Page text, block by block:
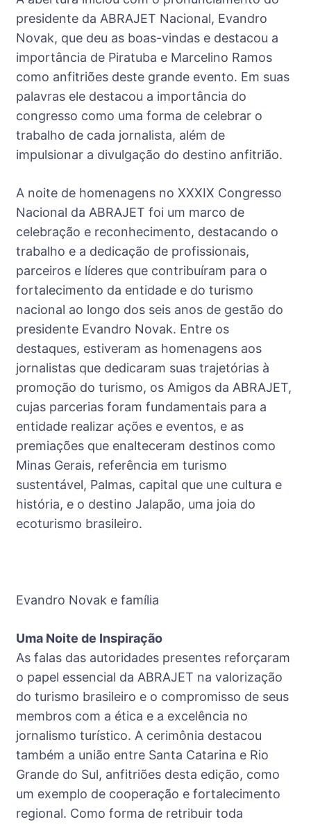
presidente da ABRAJET Nacional, Evandro
Novak, que deu as boas-vindas e destacou a
importância de Piratuba e Marcelino Ramos
como anfitriões deste grande evento. Em suas
palavras ele destacou a importância do
congresso como uma forma de celebrar o
trabalho de cada jornalista, além de
impulsionar a divulgação do destino anfitrião.
A noite de homenagens no XXXIX Congresso
Nacional da ABRAJET foi um marco de
celebração e reconhecimento, destacando o
trabalho e a dedicação de profissionais,
parceiros e líderes que contribuíram para o
fortalecimento da entidade e do turismo
nacional ao longo dos seis anos de gestão do
presidente Evandro Novak. Entre os
destaques, estiveram as homenagens aos
jornalistas que dedicaram suas trajetórias à
promoção do turismo, os Amigos da ABRAJET,
cujas parcerias foram fundamentais para a
entidade realizar ações e eventos, e as
premiações que enalteceram destinos como
Minas Gerais, referência em turismo
sustentável, Palmas, capital que une cultura e
história, e o destino Jalapão, uma joia do
ecoturismo brasileiro.
Evandro Novak e família
Uma Noite de Inspiração
As falas das autoridades presentes reforçaram
o papel essencial da ABRAJET na valorização
do turismo brasileiro e o compromisso de seus
membros com a ética e a excelência no
jornalismo turístico. A cerimônia destacou
também a união entre Santa Catarina e Rio
Grande do Sul, anfitriões desta edição, como
um exemplo de cooperação e fortalecimento
regional. Como forma de retribuir toda